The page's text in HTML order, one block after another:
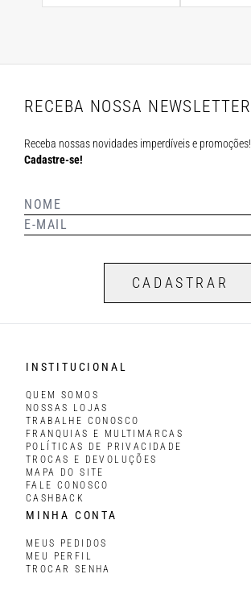
RECEBA NOSSA NEWSLETTER
Receba nossas novidades imperdíveis e promoções!
Cadastre-se!
CADASTRAR
INSTITUCIONAL
QUEM SOMOS
NOSSAS LOJAS
TRABALHE CONOSCO
FRANQUIAS E MULTIMARCAS
POLÍTICAS DE PRIVACIDADE
TROCAS E DEVOLUÇÕES
MAPA DO SITE
FALE CONOSCO
CASHBACK
MINHA CONTA
MEUS PEDIDOS
MEU PERFIL
TROCAR SENHA